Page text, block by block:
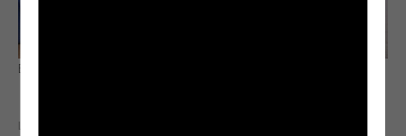
Beobachten & Lernen
LEHRER